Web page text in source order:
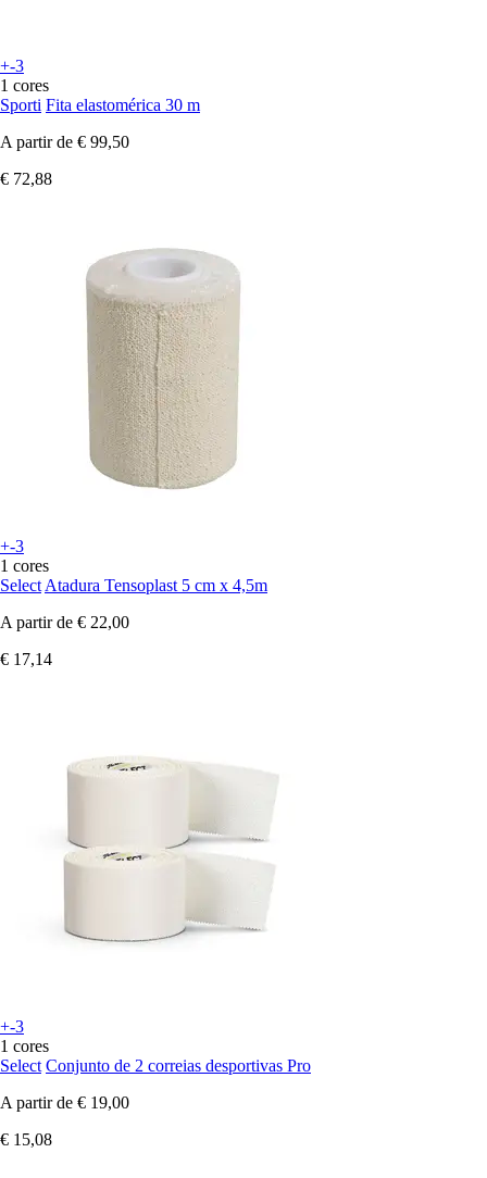
+-3
1 cores
Sporti Fita elastomérica 30 m
A partir de € 99,50
€ 72,88
+-3
1 cores
Select Atadura Tensoplast 5 cm x 4,5m
A partir de € 22,00
€ 17,14
+-3
1 cores
Select Conjunto de 2 correias desportivas Pro
A partir de € 19,00
€ 15,08